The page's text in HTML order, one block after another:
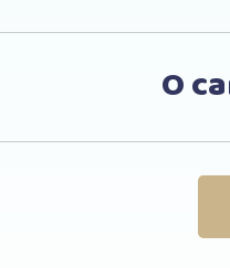
O